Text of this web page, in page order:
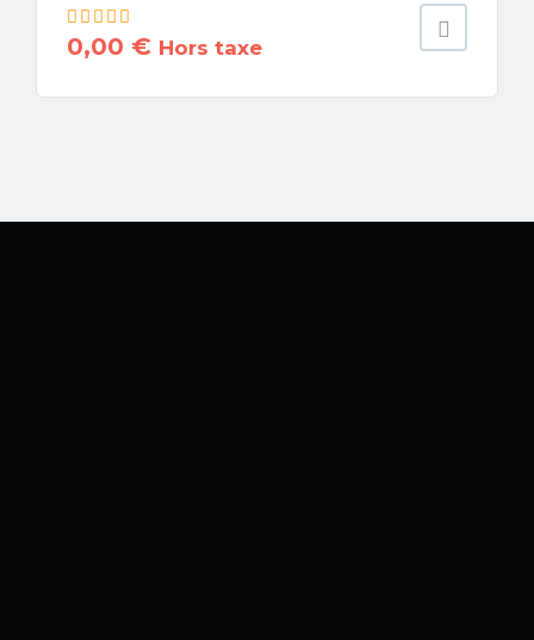
0,00 € Hors taxe